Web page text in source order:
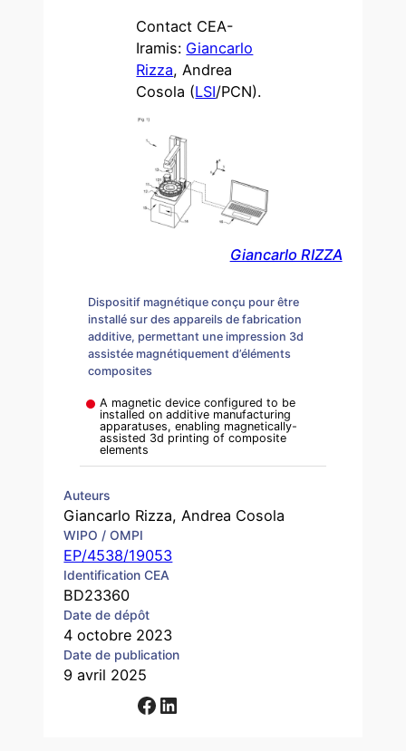
Dispositif magnétique conçu pour être
installé sur des appareils de fabrication
additive, permettant une impression 3d
assistée magnétiquement d’éléments
composites
A magnetic device configured to be
installed on additive manufacturing
apparatuses, enabling magnetically-
assisted 3d printing of composite
elements
Auteurs
Giancarlo Rizza, Andrea Cosola
WIPO / OMPI
EP/4538/19053
Identification CEA
BD23360
Date de dépôt
4 octobre 2023
Date de publication
9 avril 2025
Facebook LinkedIn
Contact CEA-
Iramis: Giancarlo
Rizza, Andrea
Cosola (LSI/PCN).
Giancarlo RIZZA